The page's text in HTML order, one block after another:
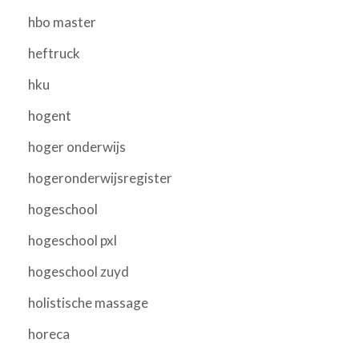
hbo master
heftruck
hku
hogent
hoger onderwijs
hogeronderwijsregister
hogeschool
hogeschool pxl
hogeschool zuyd
holistische massage
horeca